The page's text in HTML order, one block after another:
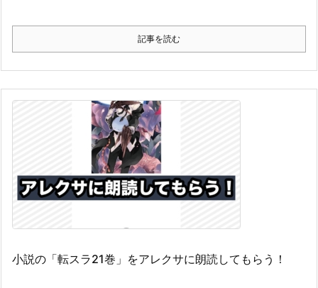
記事を読む
小説の「転スラ21巻」をアレクサに朗読してもらう！